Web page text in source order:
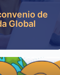
de
Global